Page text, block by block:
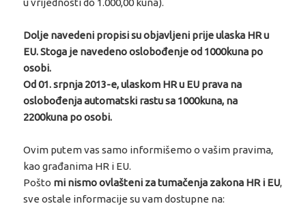
u vrijednosti do 1.000,00 kuna).
Dolje navedeni propisi su objavljeni prije ulaska HR u
EU. Stoga je navedeno oslobođenje od 1000kuna po
osobi.
Od 01. srpnja 2013-e, ulaskom HR u EU prava na
oslobođenja automatski rastu sa 1000kuna, na
2200kuna po osobi.
Ovim putem vas samo informišemo o vašim pravima,
kao građanima HR i EU.
Pošto mi nismo ovlašteni za tumačenja zakona HR i EU,
sve ostale informacije su vam dostupne na: